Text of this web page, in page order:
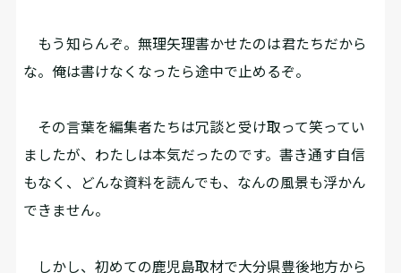
もう知らんぞ。無理矢理書かせたのは君たちだから
な。俺は書けなくなったら途中で止めるぞ。
その言葉を編集者たちは冗談と受け取って笑ってい
ましたが、わたしは本気だったのです。書き通す自信
もなく、どんな資料を読んでも、なんの風景も浮かん
できません。
しかし、初めての鹿児島取材で大分県豊後地方から